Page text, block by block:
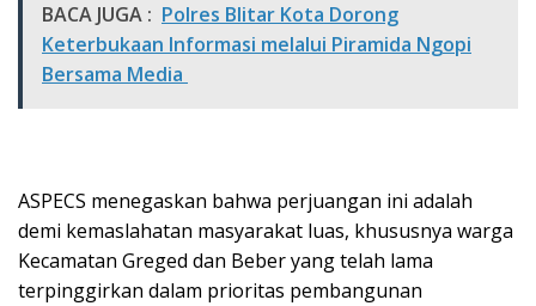
BACA JUGA : Polres Blitar Kota Dorong
Keterbukaan Informasi melalui Piramida Ngopi
Bersama Media
ASPECS menegaskan bahwa perjuangan ini adalah
demi kemaslahatan masyarakat luas, khususnya warga
Kecamatan Greged dan Beber yang telah lama
terpinggirkan dalam prioritas pembangunan